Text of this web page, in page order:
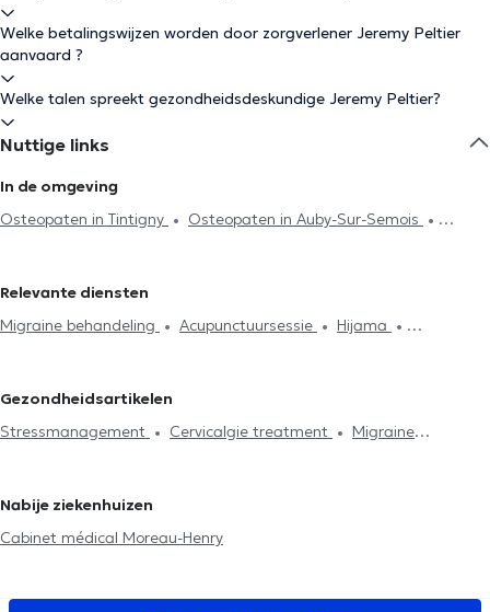
Welke betalingswijzen worden door zorgverlener Jeremy Peltier
aanvaard ?
Welke talen spreekt gezondheidsdeskundige Jeremy Peltier?
Nuttige links
In de omgeving
Osteopaten in Tintigny
Osteopaten in Auby-Sur-Semois
Relevante diensten
Migraine behandeling
Acupunctuursessie
Hijama
Huisbezoek
Articulatieproblemen
Kaakproblemen
Consultatie zuigelingen
Consultatie
Gezondheidsartikelen
Stressmanagement
Cervicalgie treatment
Migraine
Nabije ziekenhuizen
Cabinet médical Moreau-Henry